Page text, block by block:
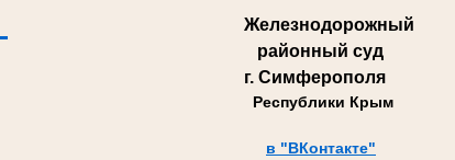
Железнодорожный
районный суд
г. Симферополя
Республики Крым
в "ВКонтакте"